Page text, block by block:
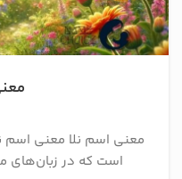
معنی اسم نلا معنی اسم
است که در زبان‌های